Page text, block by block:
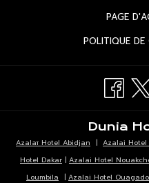
PAGE
POLITIQUE DE
Dunia
Azalaï Hotel Abidjan | Azalai Hotel
Hotel Dakar | Azalai Hotel
Loumbila | Azalai Hotel